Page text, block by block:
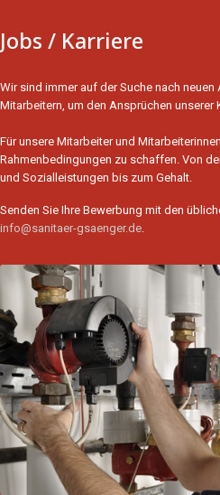
Jobs / Karriere
Wir sind immer auf der Suche nach
Mitarbeitern, um den Ansprüchen unserer
Für unsere Mitarbeiter und
Rahmenbedingungen zu schaffen. Von
und Sozialleistungen bis zum Gehalt.
Senden Sie Ihre Bewerbung mit den
info@sanitaer-gsaenger.de